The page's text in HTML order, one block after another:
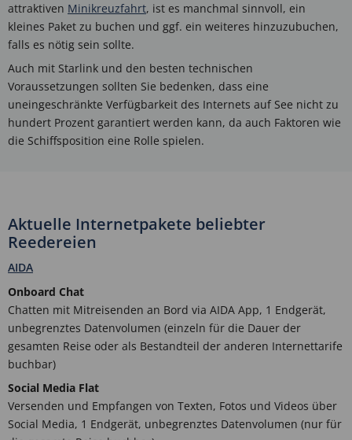
attraktiven Minikreuzfahrt, ist es manchmal sinnvoll, ein
kleines Paket zu buchen und ggf. ein weiteres hinzuzubuchen,
falls es nötig sein sollte.
Auch mit Starlink und den besten technischen
Voraussetzungen sollten Sie bedenken, dass eine
uneingeschränkte Verfügbarkeit des Internets auf See nicht zu
hundert Prozent garantiert werden kann, da auch Faktoren wie
die Schiffsposition eine Rolle spielen.
Aktuelle Internetpakete beliebter
Reedereien
AIDA
Onboard Chat
Chatten mit Mitreisenden an Bord via AIDA App, 1 Endgerät,
unbegrenztes Datenvolumen (einzeln für die Dauer der
gesamten Reise oder als Bestandteil der anderen Internettarife
buchbar)
Social Media Flat
Versenden und Empfangen von Texten, Fotos und Videos über
Social Media, 1 Endgerät, unbegrenztes Datenvolumen (nur für